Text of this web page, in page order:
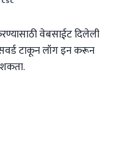
वेबसाईट दिलेली
टाकून लॉग इन करून